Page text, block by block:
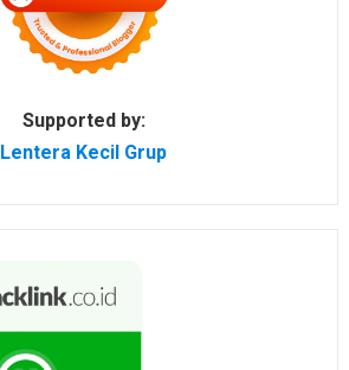
Supported by:
Lentera Kecil Grup